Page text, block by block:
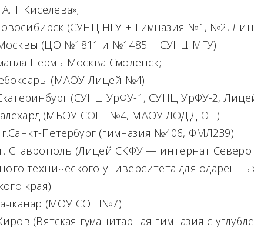
Киселева»;
(СУНЦ НГУ + Гимназия №1, №2,
(ЦО №1811 и №1485 + СУНЦ МГУ)
Пермь-Москва-Смоленск;
(МАОУ Лицей №4)
(СУНЦ УрФУ-1, СУНЦ УрФУ-2,
(МБОУ СОШ №4, МАОУ ДОД ДЮЦ)
Петербург (гимназия №406, ФМЛ239)
Ставрополь (Лицей СКФУ — интернат Северо
технического университета для
края)
(МОУ СОШ№7)
(Вятская гуманитарная гимназия с